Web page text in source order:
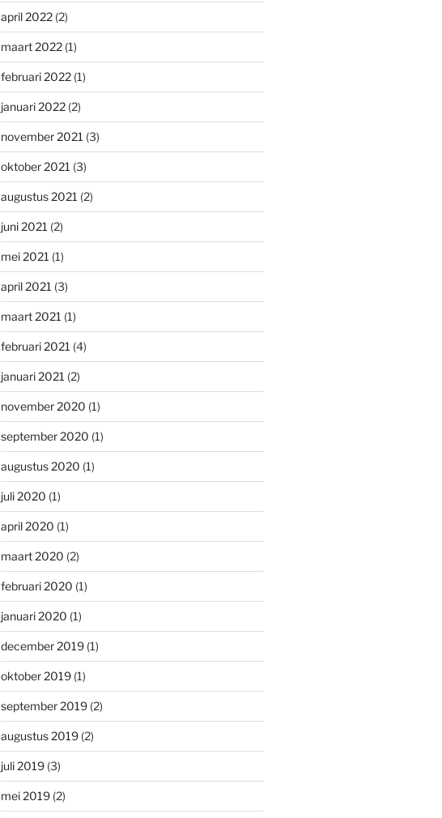
april 2022(2)
maart 2022(1)
februari 2022(1)
januari 2022(2)
november 2021 (3)
oktober 2021 (3)
augustus 2021 (2)
juni 2021 (2)
mei 2021 (1)
april 2021 (3)
maart 2021 (1)
februari 2021 (4)
januari 2021 (2)
november 2020 (1)
september 2020 (1)
augustus 2020 (1)
juli 2020 (1)
april 2020 (1)
maart 2020 (2)
februari 2020 (1)
januari 2020 (1)
december 2019(1)
oktober 2019(1)
september 2019(2)
augustus 2019(2)
juli 2019(3)
mei 2019(2)